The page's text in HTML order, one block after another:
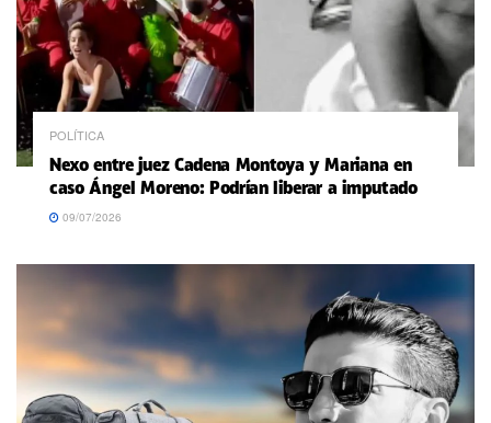
POLÍTICA
Nexo entre juez Cadena Montoya y Mariana en
caso Ángel Moreno: Podrían liberar a imputado
09/07/2026